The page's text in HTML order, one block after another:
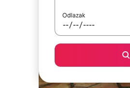
Odlazak